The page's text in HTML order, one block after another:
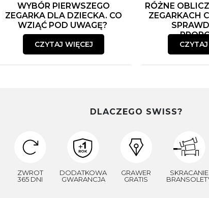
WYBÓR PIERWSZEGO
ZEGARKA DLA DZIECKA. CO
WZIĄĆ POD UWAGĘ?
CZYTAJ WIĘCEJ
RÓŻNE
ZEGARKACH
DLACZEGO SWISS?
ZWROT
365 DNI
DODATKOWA
GWARANCJA
GRAWER
GRATIS
SKRACANIE